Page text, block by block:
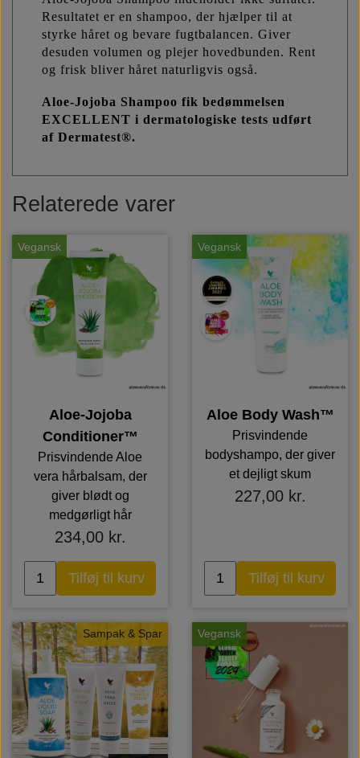
Resultatet er en shampoo, der hjælper til at
styrke håret og bevare fugtbalancen. Giver
desuden volumen og plejer hovedbunden. Rent
og frisk bliver håret naturligvis også.
Aloe-Jojoba Shampoo fik bedømmelsen
EXCELLENT i dermatologiske tests udført
af Dermatest®.
Relaterede varer
Vegansk
Aloe-Jojoba
Conditioner™
Prisvindende Aloe
vera hårbalsam, der
giver blødt og
medgørligt hår
234,00 kr.
Tilføj til kurv
Vegansk
Aloe Body Wash™
Prisvindende
bodyshampo, der giver
et dejligt skum
227,00 kr.
Tilføj til kurv
Sampak & Spar Vegansk